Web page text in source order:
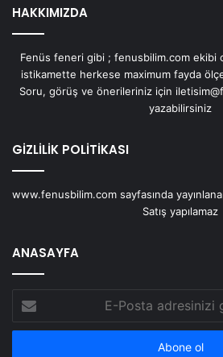
HAKKIMIZDA
Fenüs feneri gibi ; fenusbilim.com ekibi
istikamette herkese maximum fayda
Soru, görüş ve önerileriniz için
yazabilirsiniz
GİZLİLİK POLİTİKASI
www.fenusbilim.com sayfasında
Satış yapılamaz
ANASAYFA
Posta
adresinizi